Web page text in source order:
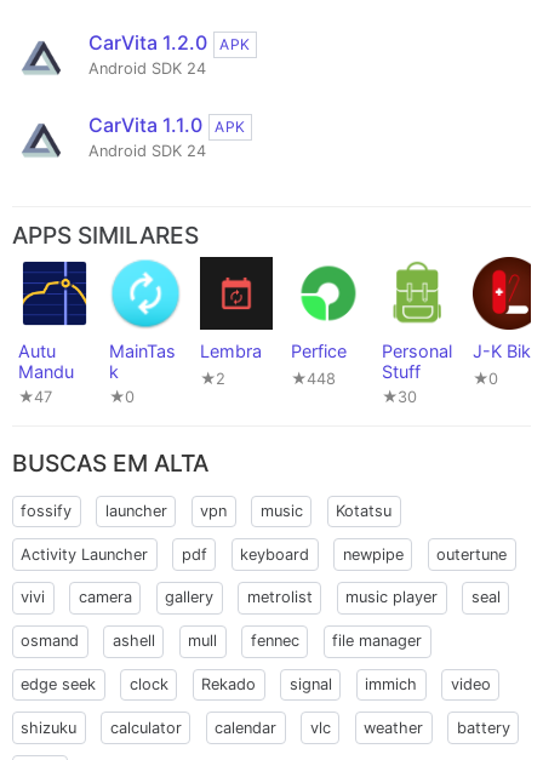
CarVita 1.2.0
APK
Android SDK 24
CarVita 1.1.0
APK
Android SDK 24
APPS SIMILARES
Autu
Mandu
★47
MainTas
k
★0
Lembra
★2
Perfice
★448
Personal
Stuff
★30
J-K Bike
★0
BUSCAS EM ALTA
fossify launcher vpn music Kotatsu
Activity Launcher pdf keyboard newpipe outertune
vivi camera gallery metrolist music player seal
osmand ashell mull fennec file manager
edge seek clock Rekado signal immich video
shizuku calculator calendar vlc weather battery